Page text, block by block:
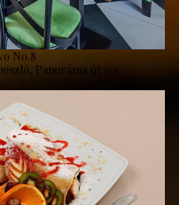
No.8
Panoráma út 1-3.